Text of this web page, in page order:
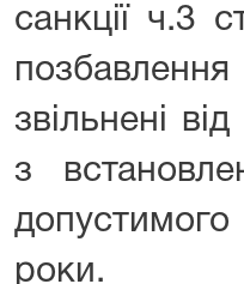
санкції ч.3
звільнені
з
роки.